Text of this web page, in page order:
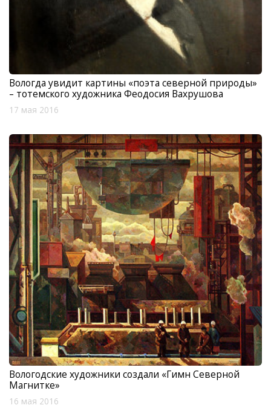
Вологда увидит картины «поэта северной природы»
– тотемского художника Феодосия Вахрушова
17 мая 2016
Вологодские художники создали «Гимн Северной
Магнитке»
16 мая 2016